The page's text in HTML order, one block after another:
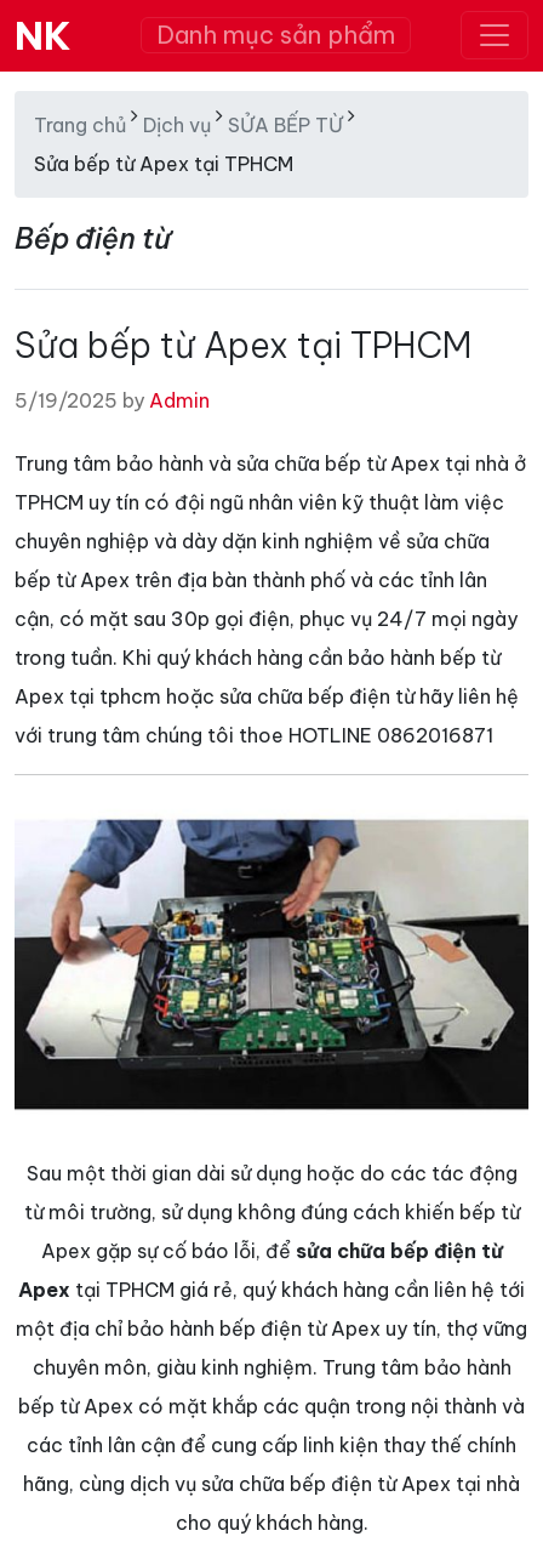
NK Danh mục sản phẩm
Trang chủ Dịch vụ
SỬA BẾP TỪ
Sửa bếp từ Apex tại TPHCM
Bếp điện từ
Sửa bếp từ Apex tại TPHCM
5/19/2025 by Admin
Trung tâm bảo hành và sửa chữa bếp từ Apex tại nhà ở
TPHCM uy tín có đội ngũ nhân viên kỹ thuật làm việc
chuyên nghiệp và dày dặn kinh nghiệm về sửa chữa
bếp từ Apex trên địa bàn thành phố và các tỉnh lân
cận, có mặt sau 30p gọi điện, phục vụ 24/7 mọi ngày
trong tuần. Khi quý khách hàng cần bảo hành bếp từ
Apex tại tphcm hoặc sửa chữa bếp điện từ hãy liên hệ
với trung tâm chúng tôi thoe HOTLINE 0862016871
Sau một thời gian dài sử dụng hoặc do các tác động
từ môi trường, sử dụng không đúng cách khiến bếp từ
Apex gặp sự cố báo lỗi, để sửa chữa bếp điện từ
Apex tại TPHCM giá rẻ, quý khách hàng cần liên hệ tới
một địa chỉ bảo hành bếp điện từ Apex uy tín, thợ vững
chuyên môn, giàu kinh nghiệm. Trung tâm bảo hành
bếp từ Apex có mặt khắp các quận trong nội thành và
các tỉnh lân cận để cung cấp linh kiện thay thế chính
hãng, cùng dịch vụ sửa chữa bếp điện từ Apex tại nhà
cho quý khách hàng.